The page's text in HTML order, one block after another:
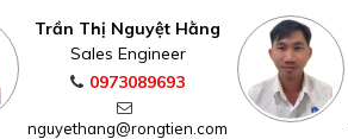
Trần Thị Nguyệt Hằng
Sales Engineer
0973089693
nguyethang@rongtien.com